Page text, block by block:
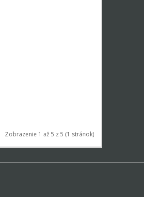
Zobrazenie 1 až 5 z 5 (1 stránok)